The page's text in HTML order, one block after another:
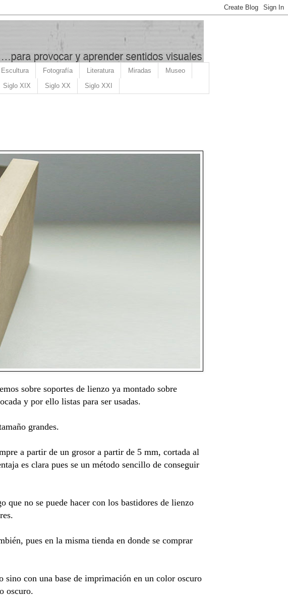
Escultura Fotografía Literatura Miradas Museo
Siglo XIX Siglo XX Siglo XXI
sobre soportes de lienzo ya montado sobre
y por ello listas para ser usadas.
grandes.
a partir de un grosor a partir de 5 mm, cortada al
es clara pues se un método sencillo de conseguir
que no se puede hacer con los bastidores de lienzo
pues en la misma tienda en donde se comprar
con una base de imprimación en un color oscuro
oscuro.